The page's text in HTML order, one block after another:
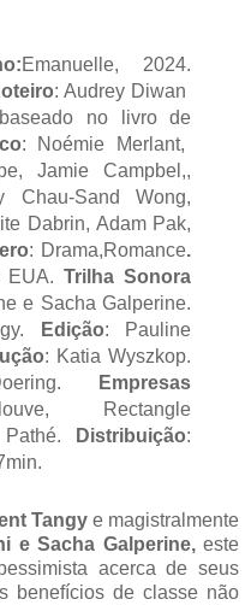
Emanuelle, 2024.
: Audrey Diwan
no livro de
: Noémie Merlant,
Jamie Campbel,,
Chau-Sand Wong,
Dabrin, Adam Pak,
: Drama,Romance.
EUA.Trilha Sonora
e Sacha Galperine.
Edição: Pauline
: Katia Wyszkop.
Empresas
Rectangle
Pathé.
Distribuição:
Tangy e magistralmente
e Sacha Galperine,este
acerca de seus
benefícios de classe não